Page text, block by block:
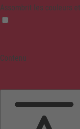
Assombrit les couleurs
Contenu